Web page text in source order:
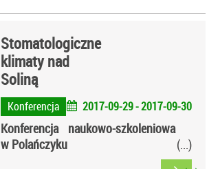
Stomatologiczne
klimaty nad
Soliną
Konferencja 2017-09-29 - 2017-09-30
Konferencja naukowo-szkoleniowa
w Polańczyku